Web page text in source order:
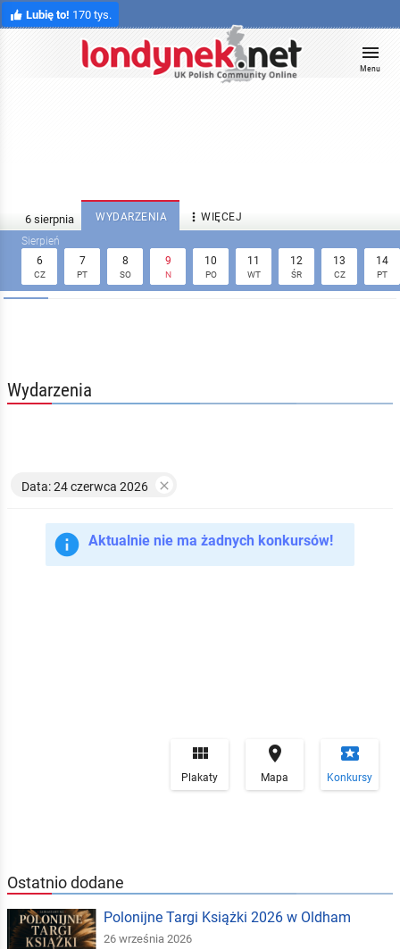
Lubię to! 170 tys.
Menu
WYDARZENIA  WIĘCEJ
6
CZ
7
PT
8
SO
9
N
10
PO
11
WT
12
ŚR
13
CZ
14
PT
Wydarzenia

Plakaty

Mapa
local_play
Konkursy
Data: 24 czerwca 2026 
 Aktualnie nie ma żadnych konkursów!
Ostatnio dodane
Polonijne Targi Książki 2026 w Oldham
26 września 2026